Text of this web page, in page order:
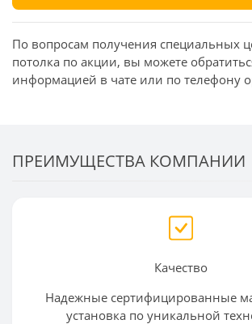
По вопросам получения специальных
потолка по акции, вы можете
информацией в чате или по телефону
ПРЕИМУЩЕСТВА КОМПАНИИ
Качество
Надежные сертифицированные
установка по уникальной